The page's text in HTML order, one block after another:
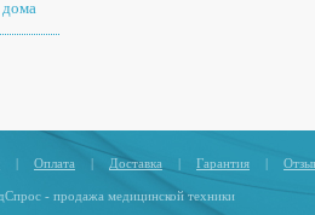
| Оплата | Доставка | Гарантия |
- продажа медицинской техники